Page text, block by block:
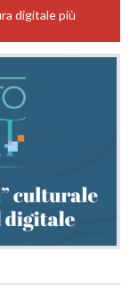
digitale più